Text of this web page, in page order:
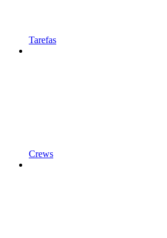
Tarefas
Crews